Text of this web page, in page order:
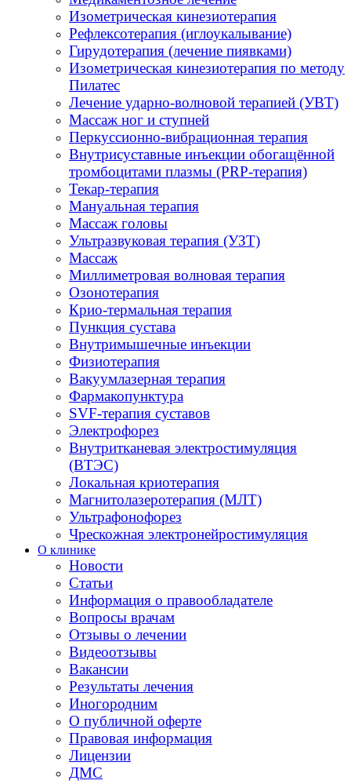
Изометрическая кинезиотерапия
Рефлексотерапия (иглоукалывание)
Гирудотерапия (лечение пиявками)
Изометрическая кинезиотерапия по методу
Пилатес
Лечение ударно-волновой терапией (УВТ)
Массаж ног и ступней
Перкуссионно-вибрационная терапия
Внутрисуставные инъекции обогащённой
тромбоцитами плазмы (PRP-терапия)
Текар-терапия
Мануальная терапия
Массаж головы
Ультразвуковая терапия (УЗТ)
Массаж
Миллиметровая волновая терапия
Озонотерапия
Крио-термальная терапия
Пункция сустава
Внутримышечные инъекции
Физиотерапия
Вакуумлазерная терапия
Фармакопунктура
SVF-терапия суставов
Электрофорез
Внутритканевая электростимуляция
(ВТЭС)
Локальная криотерапия
Магнитолазеротерапия (МЛТ)
Ультрафонофорез
Чрескожная электронейростимуляция
О клинике
Новости
Статьи
Информация о правообладателе
Вопросы врачам
Отзывы о лечении
Видеоотзывы
Вакансии
Результаты лечения
Иногородним
О публичной оферте
Правовая информация
Лицензии
ДМС